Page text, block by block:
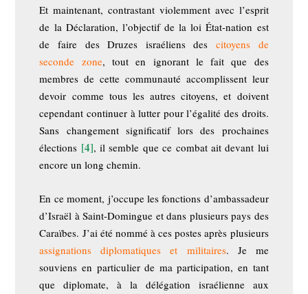
Et maintenant, contrastant violemment avec l’esprit
de la Déclaration, l’objectif de la loi État-nation est
de faire des Druzes israéliens des citoyens de
seconde zone, tout en ignorant le fait que des
membres de cette communauté accomplissent leur
devoir comme tous les autres citoyens, et doivent
cependant continuer à lutter pour l’égalité des droits.
Sans changement significatif lors des prochaines
élections [4], il semble que ce combat ait devant lui
encore un long chemin.
En ce moment, j’occupe les fonctions d’ambassadeur
d’Israël à Saint-Domingue et dans plusieurs pays des
Caraïbes. J’ai été nommé à ces postes après plusieurs
assignations diplomatiques et militaires. Je me
souviens en particulier de ma participation, en tant
que diplomate, à la délégation israélienne aux